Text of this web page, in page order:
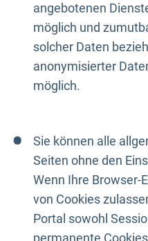
angebotenen
möglich und
solcher Daten
anonymisierter
möglich.
Sie können alle
Seiten ohne den
Wenn Ihre Browser-
von Cookies
Portal sowohl
permanente